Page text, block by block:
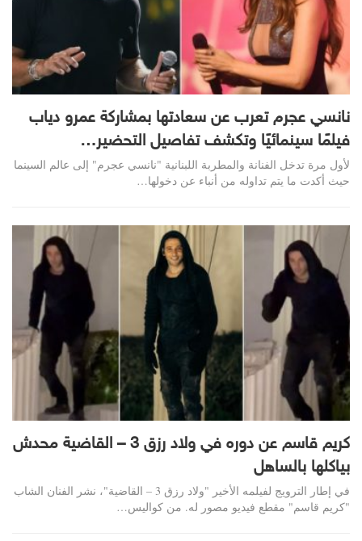
نانسي عجرم تعرب عن سعادتها بمشاركة عمرو دياب
فيلمًا سينمائيًا وتكشف تفاصيل التحضير…
لأول مرة تدخل الفنانة والمطربة اللبنانية "نانسي عجرم" إلى عالم السينما
حيث أكدت ما يتم تداوله من أنباء عن دخولها…
كريم قاسم عن دوره في ولاد رزق 3 – القاضية محدش
بياكلها بالساهل
في إطار الترويج لفيلمه الأخير "ولاد رزق 3 – القاضية"، نشر الفنان الشاب
"كريم قاسم" مقطع فيديو مصور له. من كواليس…